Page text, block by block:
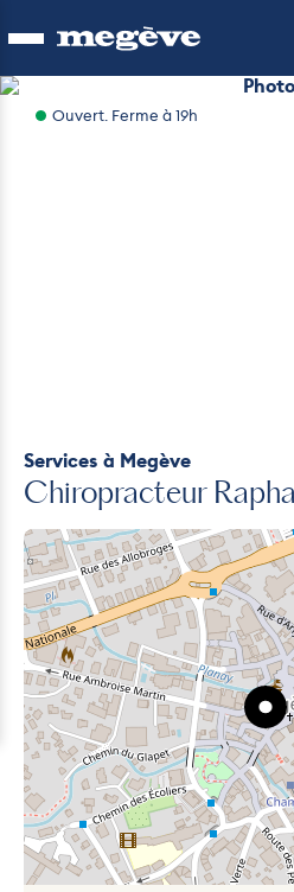
Ouvrir le menu
Services à Megève
Chiropracteur
Ouvert. Ferme à 19h